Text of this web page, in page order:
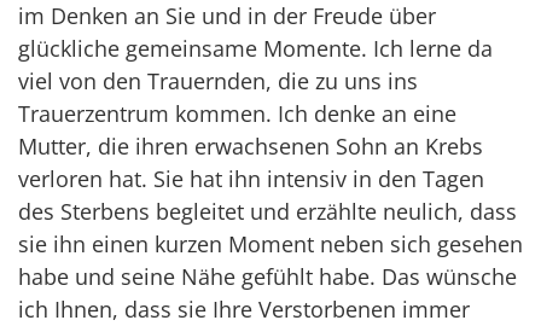
im Denken an Sie und in der Freude über
glückliche gemeinsame Momente. Ich lerne da
viel von den Trauernden, die zu uns ins
Trauerzentrum kommen. Ich denke an eine
Mutter, die ihren erwachsenen Sohn an Krebs
verloren hat. Sie hat ihn intensiv in den Tagen
des Sterbens begleitet und erzählte neulich, dass
sie ihn einen kurzen Moment neben sich gesehen
habe und seine Nähe gefühlt habe. Das wünsche
ich Ihnen, dass sie Ihre Verstorbenen immer